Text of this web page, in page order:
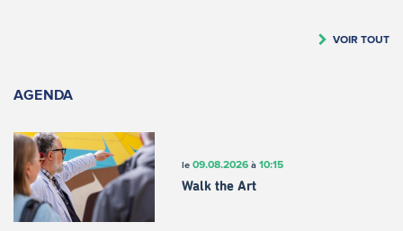
VOIR TOUT
AGENDA
le 09.08.2026à 10:15
Walk the Art